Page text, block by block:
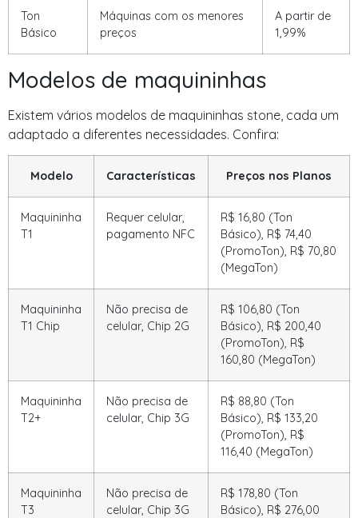
Ton
Básico
Máquinas com os menores
preços
A partir de
1,99%
Modelos de maquininhas
Existem vários modelos de maquininhas stone, cada um
adaptado a diferentes necessidades. Confira:
Modelo Características Preços nos Planos
Maquininha
T1
Requer celular,
pagamento NFC
R$ 16,80 (Ton
Básico), R$ 74,40
(PromoTon), R$ 70,80
(MegaTon)
Maquininha
T1 Chip
Não precisa de
celular, Chip 2G
R$ 106,80 (Ton
Básico), R$ 200,40
(PromoTon), R$
160,80 (MegaTon)
Maquininha
T2+
Não precisa de
celular, Chip 3G
R$ 88,80 (Ton
Básico), R$ 133,20
(PromoTon), R$
116,40 (MegaTon)
Maquininha
T3
Não precisa de
celular, Chip 3G
R$ 178,80 (Ton
Básico), R$ 276,00